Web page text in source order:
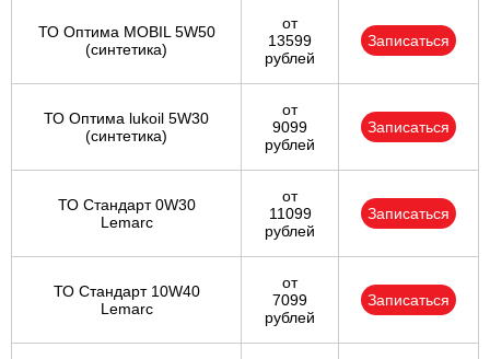
ТО Оптима MOBIL 5W50
(синтетика)
от
13599
рублей
Записаться
ТО Оптима lukoil 5W30
(синтетика)
от
9099
рублей
Записаться
ТО Стандарт 0W30
Lemarc
от
11099
рублей
Записаться
ТО Стандарт 10W40
Lemarc
от
7099
рублей
Записаться